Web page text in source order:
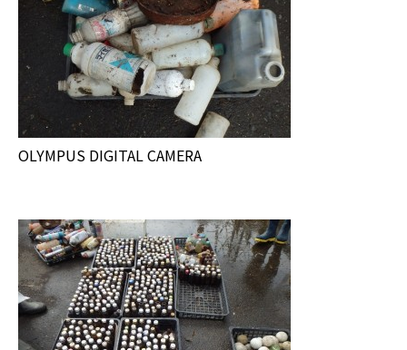
OLYMPUS DIGITAL CAMERA